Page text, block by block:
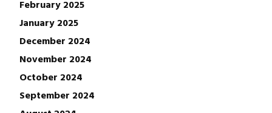
February 2025
January 2025
December 2024
November 2024
October 2024
September 2024